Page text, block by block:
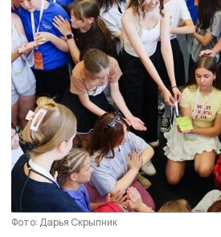
Фото: Дарья Скрыпник